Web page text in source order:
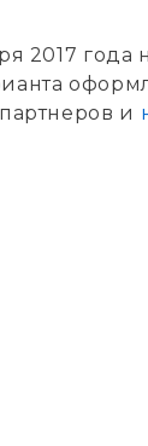
2017 года
и